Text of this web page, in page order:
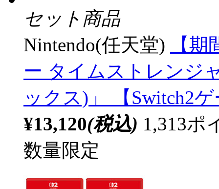
セット商品
Nintendo(任天堂)
【
ー タイムストレンジ
ックス)」 【Switch2
¥13,120(税込) 1,313ポ
数量限定